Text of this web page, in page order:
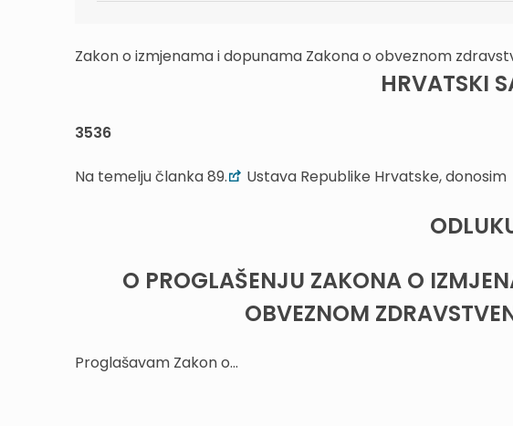
Zakon o izmjenama i dopunama Zakona o obveznom
HRVATSKI
3536
Na temelju članka 89. Ustava Republike Hrvatske, donosim
O PROGLAŠENJU ZAKONA O
OBVEZNOM
Proglašavam Zakon o...